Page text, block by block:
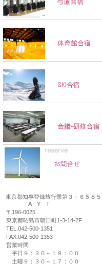
東京都知事登録旅行業第３－６５８５
A Y T
〒196-0025
東京都昭島市朝日町1-3-14-2F
TEL.042-500-1351
FAX.042-500-1353
営業時間
平日９：３０～１８：００
土曜９：３０～１７：００